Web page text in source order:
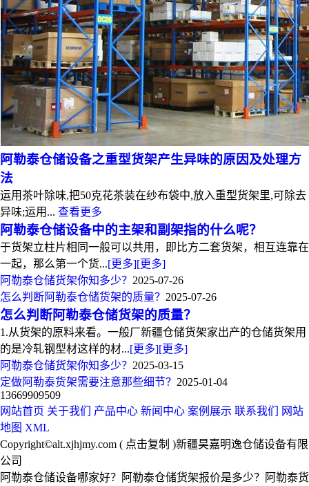
阿勒泰仓储设备之重型货架产生异味的原因及处理方
法
运用茶叶除味,把50克花茶装在纱布袋中,放入重型货架里,可除去
异味;运用... 查看更多
阿勒泰仓储设备中的主架和副架指的什么呢？
于货架立柱片相同一般可以共用，即比方二套货架，相互连靠在
一起，那么第一个货...[更多][更多]
阿勒泰仓储货架你知多少？ 2025-07-26
怎么判断阿勒泰仓储货架的质量？ 2025-07-26
怎么判断阿勒泰仓储货架的质量？
1.从货架的原料来看。一般厂新疆仓储货架家出产的仓储货架用
的是冷轧钢型材这样的材...[更多][更多]
阿勒泰仓储货架你知多少？ 2025-03-15
定做阿勒泰货架需要注意那些细节？ 2025-01-04
13669909509
网站首页 关于我们 产品中心 新闻中心 案例展示 联系我们
网站
地图 XML
Copyright©alt.xjhjmy.com ( 点击复制 )新疆昊嘉明逸仓储设备有限
公司
阿勒泰仓储设备哪家好？阿勒泰仓储货架报价是多少？阿勒泰货